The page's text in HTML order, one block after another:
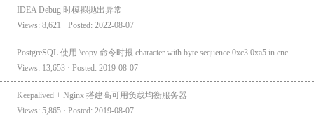
IDEA Debug 时模拟抛出异常
Views: 8,621 · Posted: 2022-08-07
Views: 13,653 · Posted: 2019-08-07
Keepalived + Nginx 搭建高可用负载均衡服务器
Views: 5,865 · Posted: 2019-08-07